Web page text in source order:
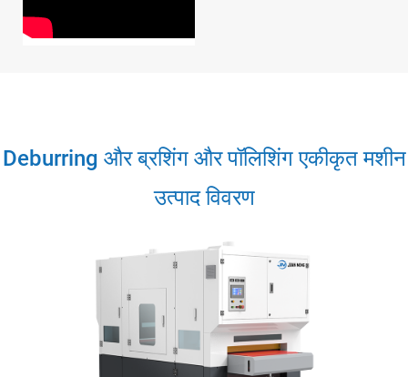
अधिक पढ़ें
Deburring और ब्रशिंग और पॉलिशिंग एकीकृत मशीन
उत्पाद विवरण